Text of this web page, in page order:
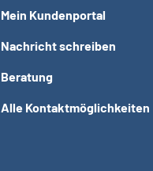
Mein Kundenportal
Nachricht schreiben
Beratung
Alle Kontaktmöglichkeiten